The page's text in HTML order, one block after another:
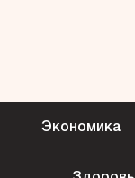
Экономика